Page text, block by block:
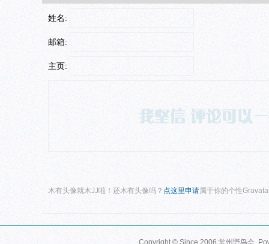
姓名:
邮箱:
主页:
木有头像就木JJ啦！还木有头像吗？ 点这里申请 属于你的个性
Copyright © Since 2006 常州野鸟会 .